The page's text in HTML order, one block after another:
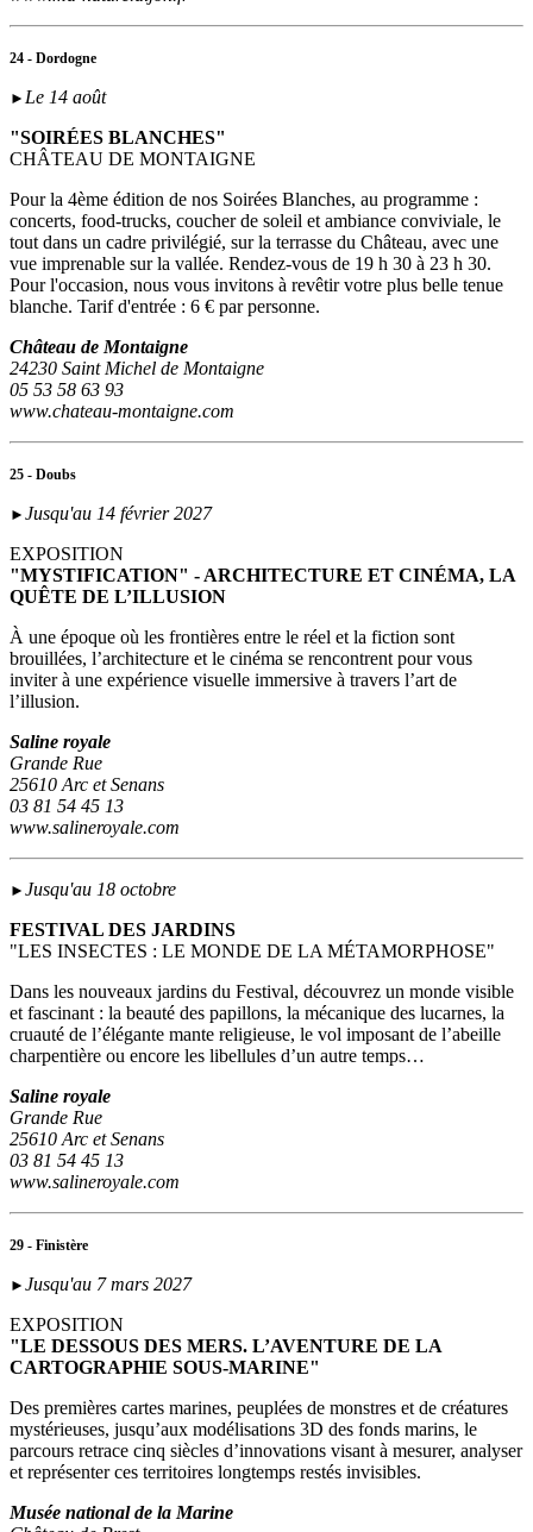
24 - Dordogne
► Le 14 août
"SOIRÉES BLANCHES"
CHÂTEAU DE MONTAIGNE
Pour la 4ème édition de nos Soirées Blanches, au programme :
concerts, food-trucks, coucher de soleil et ambiance conviviale, le
tout dans un cadre privilégié, sur la terrasse du Château, avec une
vue imprenable sur la vallée. Rendez-vous de 19 h 30 à 23 h 30.
Pour l'occasion, nous vous invitons à revêtir votre plus belle tenue
blanche. Tarif d'entrée : 6 € par personne.
Château de Montaigne
24230 Saint Michel de Montaigne
05 53 58 63 93
www.chateau-montaigne.com
25 - Doubs
► Jusqu'au 14 février 2027
EXPOSITION
"MYSTIFICATION" - ARCHITECTURE ET CINÉMA, LA
QUÊTE DE L’ILLUSION
À une époque où les frontières entre le réel et la fiction sont
brouillées, l’architecture et le cinéma se rencontrent pour vous
inviter à une expérience visuelle immersive à travers l’art de
l’illusion.
Saline royale
Grande Rue
25610 Arc et Senans
03 81 54 45 13
www.salineroyale.com
► Jusqu'au 18 octobre
FESTIVAL DES JARDINS
"LES INSECTES : LE MONDE DE LA MÉTAMORPHOSE"
Dans les nouveaux jardins du Festival, découvrez un monde visible
et fascinant : la beauté des papillons, la mécanique des lucarnes, la
cruauté de l’élégante mante religieuse, le vol imposant de l’abeille
charpentière ou encore les libellules d’un autre temps…
Saline royale
Grande Rue
25610 Arc et Senans
03 81 54 45 13
www.salineroyale.com
29 - Finistère
► Jusqu'au 7 mars 2027
EXPOSITION
"LE DESSOUS DES MERS. L’AVENTURE DE LA
CARTOGRAPHIE SOUS-MARINE"
Des premières cartes marines, peuplées de monstres et de créatures
mystérieuses, jusqu’aux modélisations 3D des fonds marins, le
parcours retrace cinq siècles d’innovations visant à mesurer, analyser
et représenter ces territoires longtemps restés invisibles.
Musée national de la Marine